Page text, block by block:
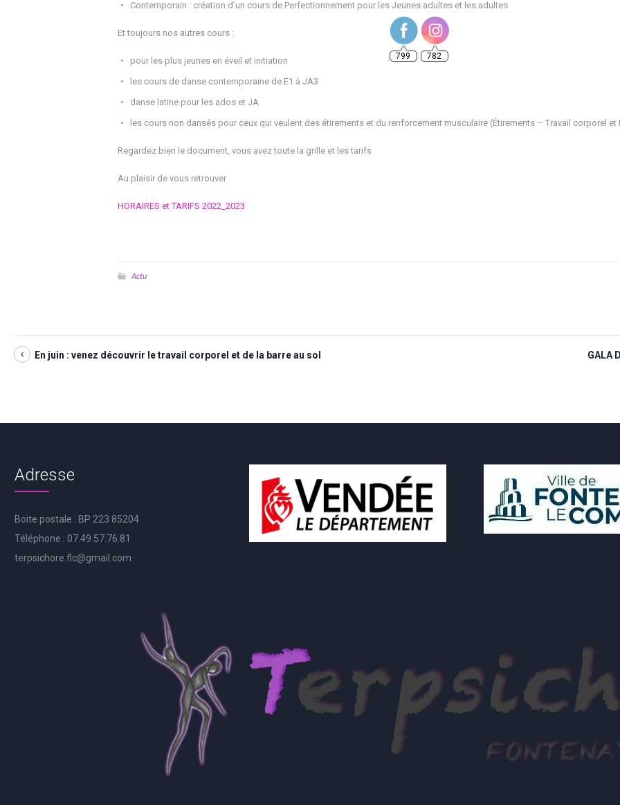
Contemporain : création d’un cours de Perfectionnement pour les Jeunes adultes et les adultes
Et toujours nos autres cours :
pour les plus jeunes en éveil et initiation
les cours de danse contemporaine de E1 à JA3
danse latine pour les ados et JA
les cours non dansés pour ceux qui veulent des étirements et du renforcement musculaire (Étirements – Travail corporel et
Regardez bien le document, vous avez toute la grille et les tarifs
Au plaisir de vous retrouver
HORAIRES et TARIFS 2022_2023
Actu
En juin : venez découvrir le travail corporel et de la barre au sol GALA
Adresse
Boite postale : BP 223 85204
Téléphone : 07.49.57.76.81
terpsichore.flc@gmail.com
799 782